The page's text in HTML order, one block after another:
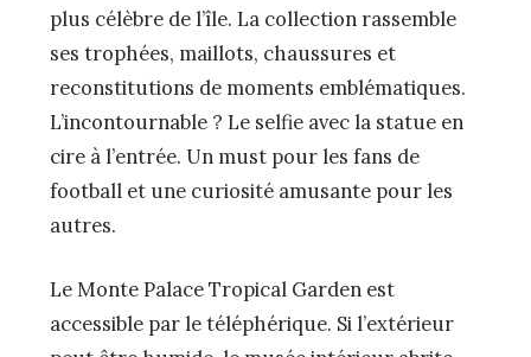
plus célèbre de l’île. La collection rassemble
ses trophées, maillots, chaussures et
reconstitutions de moments emblématiques.
L’incontournable ? Le selfie avec la statue en
cire à l’entrée. Un must pour les fans de
football et une curiosité amusante pour les
autres.
Le Monte Palace Tropical Garden est
accessible par le téléphérique. Si l’extérieur